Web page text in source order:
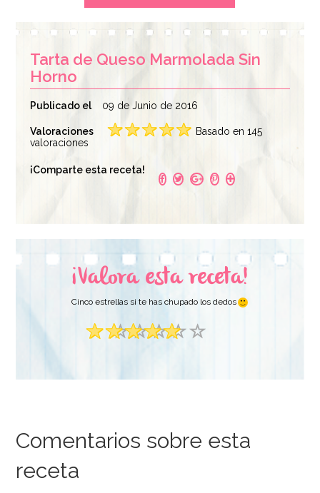
Molde Springform 20
AÑADIR
600 ml
AÑADIR
Colorante en Gel
Tarta de Queso Marmolada Sin
Horno
Publicado el 09 de Junio de 2016
Valoraciones
Basado en 145
valoraciones
¡Comparte esta receta!
¡Valora esta receta!
Cinco estrellas si te has chupado los dedos
Comentarios sobre esta
receta